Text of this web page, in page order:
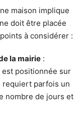
maison implique
doit être placée
à considérer :
la mairie :
positionnée sur
requiert parfois un
nombre de jours et